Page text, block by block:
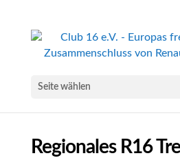
Seite wählen
Regionales R16